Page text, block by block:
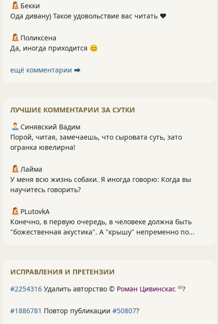
Бекки
Ода дивану) Такое удовольствие вас читать ❤️
Поликсена
Да, иногда приходится 😊
ещё комментарии ⮕
ЛУЧШИЕ КОММЕНТАРИИ ЗА СУТКИ
Синявский Вадим
Порой, читая, замечаешь, что сыровата суть, зато
огранка ювелирна!
Лайма
У меня всю жизнь собаки. Я иногда говорю: Когда вы
научитесь говорить?
PLutоvkА
Конечно, в первую очередь, в человеке должна быть
"божественная акустика". А "крышу" непременно по...
ИСПРАВЛЕНИЯ И ПРЕТЕНЗИИ
#2254316 Удалить авторство © Роман Цивинскас 46?
#1886781 Повтор публикации #50807?